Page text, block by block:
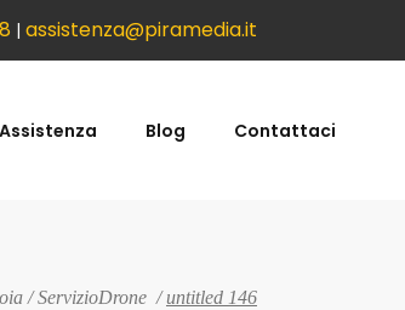
| assistenza@piramedia.it
Assistenza Blog Contattaci
/ServizioDrone /untitled 146